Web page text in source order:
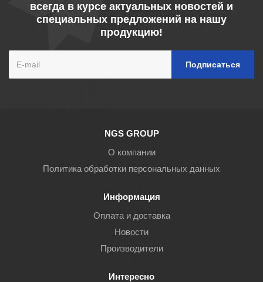
всегда в курсе актуальных новостей и
специальных предложений на нашу
продукцию!
NGS GROUP
О компании
Политика обработки персональных данных
Информация
Оплата и доставка
Новости
Производители
Интересно